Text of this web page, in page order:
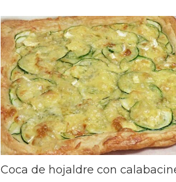
Coca de hojaldre con